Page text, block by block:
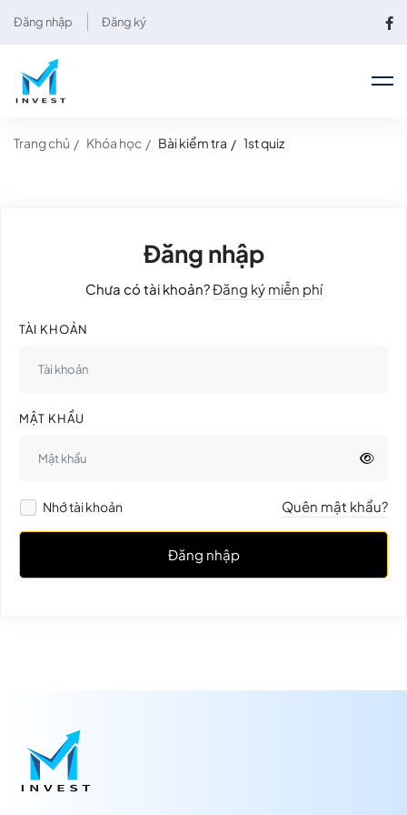
Đăng nhập Đăng ký
Trang chủ Khóa học Bài kiểm tra 1st quiz
Đăng nhập
Chưa có tài khoản?Đăng ký miễn phí
TÀI KHOẢN
MẬT KHẨU
Nhớ tài khoản Quên mật khẩu?
Đăng nhập